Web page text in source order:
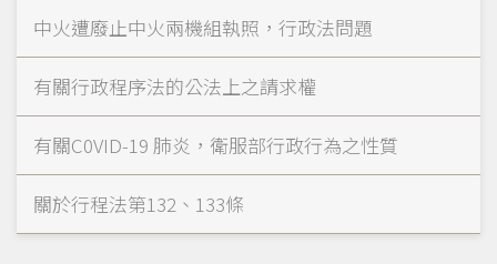
中火遭廢止中火兩機組執照，行政法問題
有關行政程序法的公法上之請求權
有關C0VID-19 肺炎，衛服部行政行為之性質
關於行程法第132、133條